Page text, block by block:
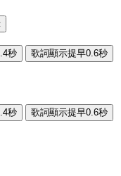
秒
歌詞顯示提早0.6秒
秒
歌詞顯示提早0.6秒